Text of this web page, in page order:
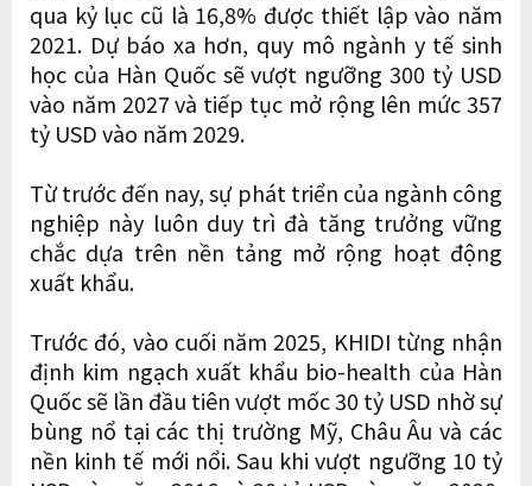
qua kỷ lục cũ là 16,8% được thiết lập vào năm
2021. Dự báo xa hơn, quy mô ngành y tế sinh
học của Hàn Quốc sẽ vượt ngưỡng 300 tỷ USD
vào năm 2027 và tiếp tục mở rộng lên mức 357
tỷ USD vào năm 2029.
Từ trước đến nay, sự phát triển của ngành công
nghiệp này luôn duy trì đà tăng trưởng vững
chắc dựa trên nền tảng mở rộng hoạt động
xuất khẩu.
Trước đó, vào cuối năm 2025, KHIDI từng nhận
định kim ngạch xuất khẩu bio-health của Hàn
Quốc sẽ lần đầu tiên vượt mốc 30 tỷ USD nhờ sự
bùng nổ tại các thị trường Mỹ, Châu Âu và các
nền kinh tế mới nổi. Sau khi vượt ngưỡng 10 tỷ